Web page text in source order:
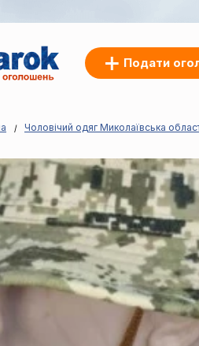
Подати
Чоловічий одяг Миколаївська